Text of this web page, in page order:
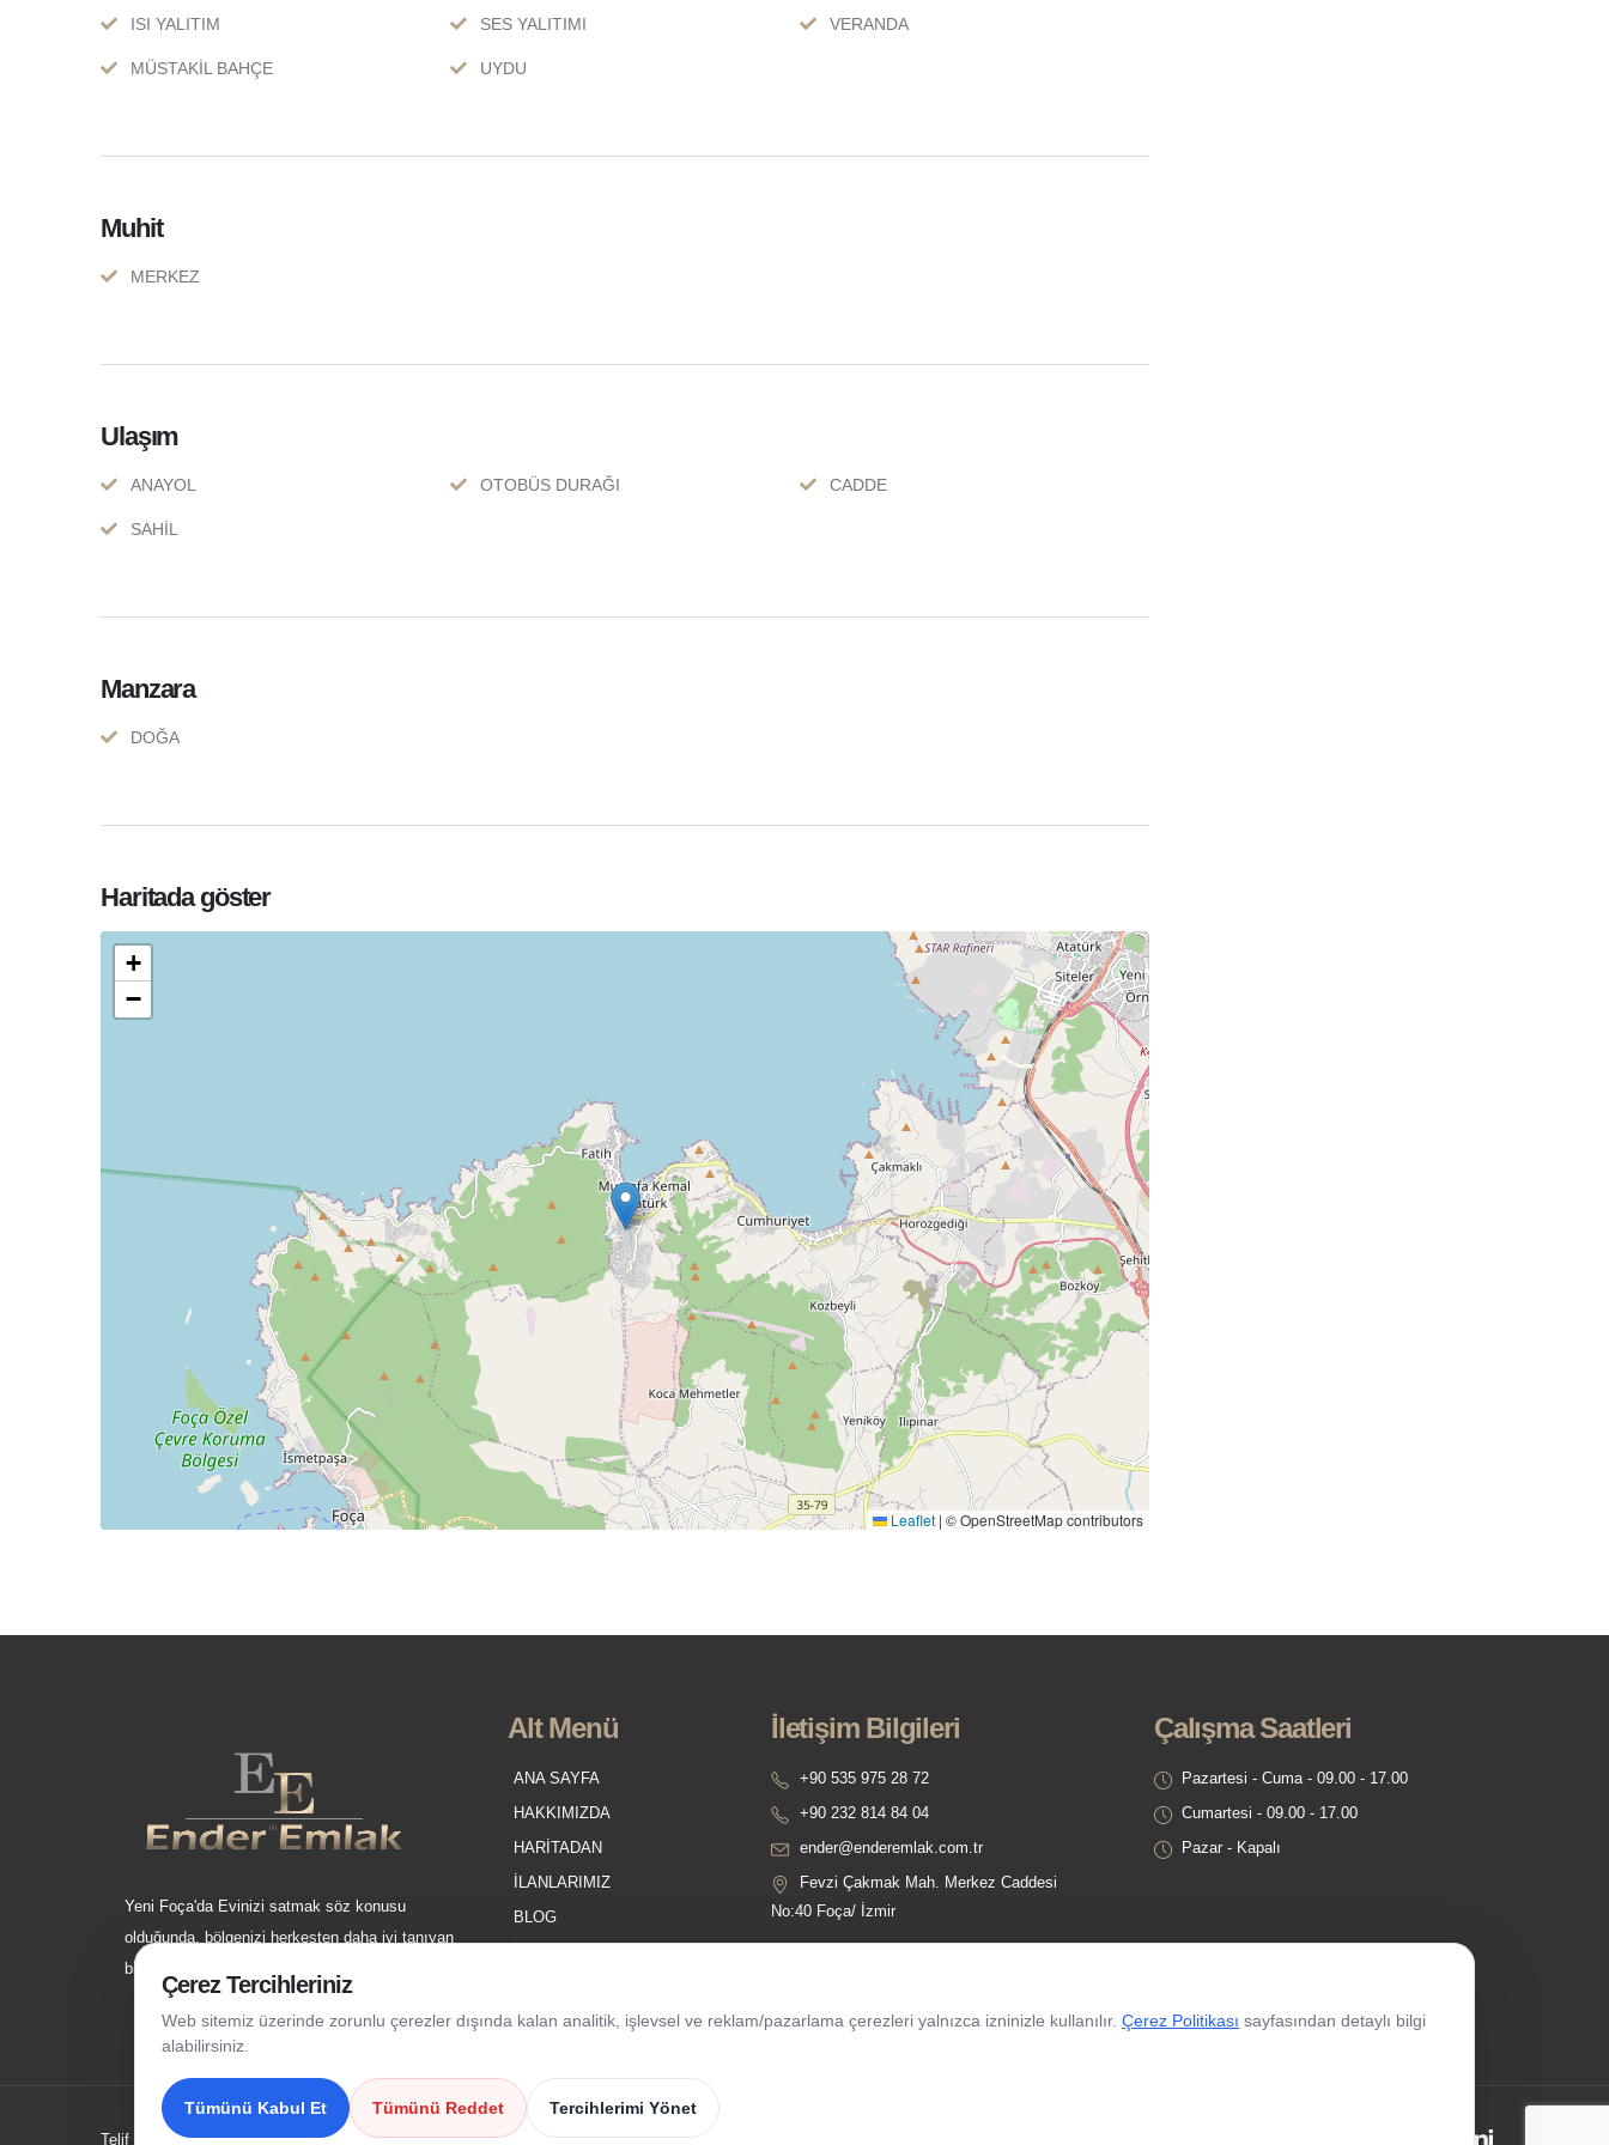
ISI YALITIM SES YALITIMI VERANDA
MÜSTAKİL BAHÇE UYDU
Muhit
MERKEZ
Ulaşım
ANAYOL OTOBÜS DURAĞI CADDE
SAHİL
Manzara
DOĞA
Haritada göster
+
−
Leaflet | © OpenStreetMap contributors
Yeni Foça'da Evinizi satmak söz konusu
olduğunda, bölgenizi herkesten daha iyi tanıyan
bir emlakçı seçmek istersiniz.
Alt Menü
ANA SAYFA
HAKKIMIZDA
HARİTADAN
İLANLARIMIZ
BLOG
İletişim Bilgileri
+90 535 975 28 72
+90 232 814 84 04
ender@enderemlak.com.tr
Fevzi Çakmak Mah. Merkez Caddesi
No:40 Foça/ İzmir
Çalışma Saatleri
Pazartesi - Cuma - 09.00 - 17.00
Cumartesi - 09.00 - 17.00
Pazar - Kapalı
Telif Hakkı Saklıdır @ 2021 Ender Emlak Çerez Tercihleri
Çerez Tercihleriniz
Web sitemiz üzerinde zorunlu çerezler dışında kalan analitik, işlevsel ve reklam/pazarlama çerezleri yalnızca izninizle kullanılır. Çerez Politikası sayfasından detaylı bilgi
alabilirsiniz.
Tümünü Kabul Et Tümünü Reddet Tercihlerimi Yönet